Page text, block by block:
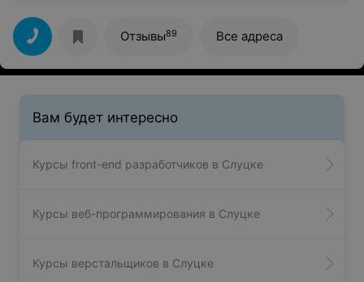
составленную программу, очень много было
информации из личной практики. С удовольствием
продолжила бы обучение у этого преподавателя на
более высоком уровне. Девочки, всем желающим,
рекомендую.
Отзывы89 Все адреса
Вам будет интересно
Курсы front-end разработчиков в Слуцке
Курсы веб-программирования в Слуцке
Курсы верстальщиков в Слуцке